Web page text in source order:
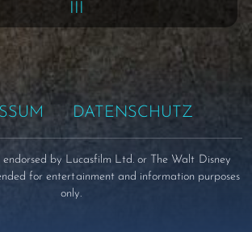
III
DATENSCHUTZ
endorsed by Lucasfilm Ltd. or The Walt Disney
for entertainment and information purposes
only.